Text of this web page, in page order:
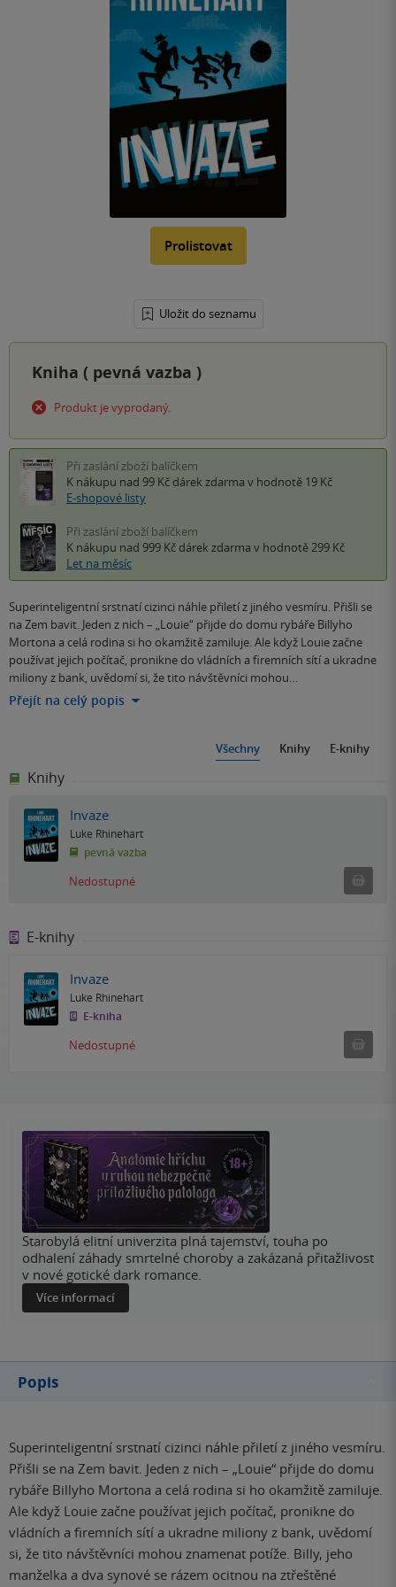
Prolistovat
Uložit do seznamu
Kniha ( pevná vazba )
Produkt je vyprodaný.
Při zaslání zboží balíčkem
K nákupu nad 99 Kč dárek zdarma v hodnotě 19 Kč
E-shopové listy
Při zaslání zboží balíčkem
K nákupu nad 999 Kč dárek zdarma v hodnotě 299 Kč
Let na měsíc
Superinteligentní srstnatí cizinci náhle přiletí z jiného vesmíru. Přišli se
na Zem bavit. Jeden z nich – „Louie“ přijde do domu rybáře Billyho
Mortona a celá rodina si ho okamžitě zamiluje. Ale když Louie začne
používat jejich počítač, pronikne do vládních a firemních sítí a ukradne
miliony z bank, uvědomí si, že tito návštěvníci mohou…
Přejít na celý popis
Všechny Knihy E-knihy
Knihy
Invaze
Luke Rhinehart
pevná vazba
Nedostupné
E-knihy
Invaze
Luke Rhinehart
E-kniha
Nedostupné
Starobylá elitní univerzita plná tajemství, touha po
odhalení záhady smrtelné choroby a zakázaná přitažlivost
v nové gotické dark romance.
Více informací
Popis
Superinteligentní srstnatí cizinci náhle přiletí z jiného vesmíru.
Přišli se na Zem bavit. Jeden z nich – „Louie“ přijde do domu
rybáře Billyho Mortona a celá rodina si ho okamžitě zamiluje.
Ale když Louie začne používat jejich počítač, pronikne do
vládních a firemních sítí a ukradne miliony z bank, uvědomí
si, že tito návštěvníci mohou znamenat potíže. Billy, jeho
manželka a dva synové se rázem ocitnou na ztřeštěné